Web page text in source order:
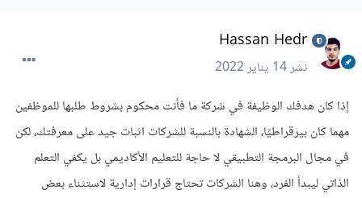
Hassan Hedr
نشر14 يناير 2022
إذا كان هدفك الوظيفة في شركة ما فأنت محكوم بشروط طلبها للموظفين
مهما كان بيرقراطيًا، الشهادة بالنسبة للشركات اثبات جيد على معرفتك، لكن
في مجال البرمجة التطبيقي لا حاجة للتعليم الأكاديمي بل يكفي التعلم
الذاتي ليبدأ الفرد، وهنا الشركات تحتاج قرارات إدارية لاستثناء بعض